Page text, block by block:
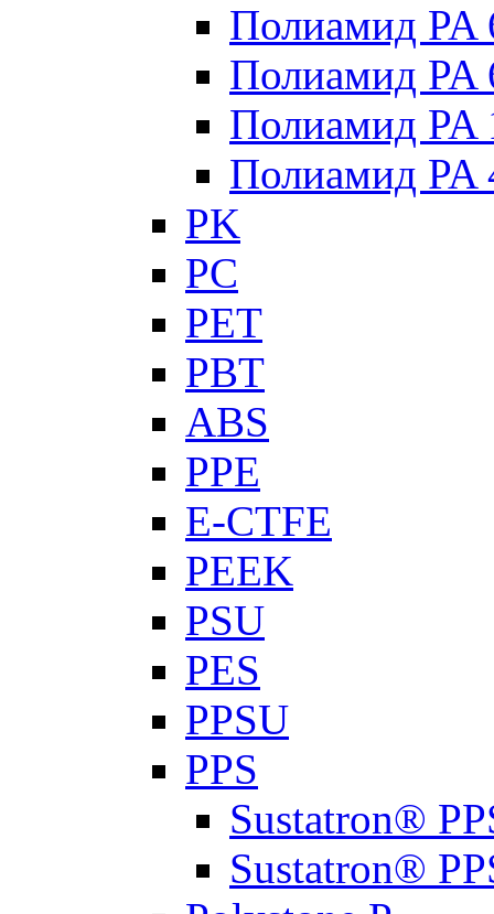
Полиамид PA
Полиамид PA
Полиамид PA
Полиамид PA
PK
PC
PET
PBT
ABS
PPE
E-CTFE
PEEK
PSU
PES
PPSU
PPS
Sustatron®
Sustatron®